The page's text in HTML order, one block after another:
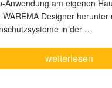
Anwendung am eigenen
Designer
in der …
„Planen
Sie
weiterlesen